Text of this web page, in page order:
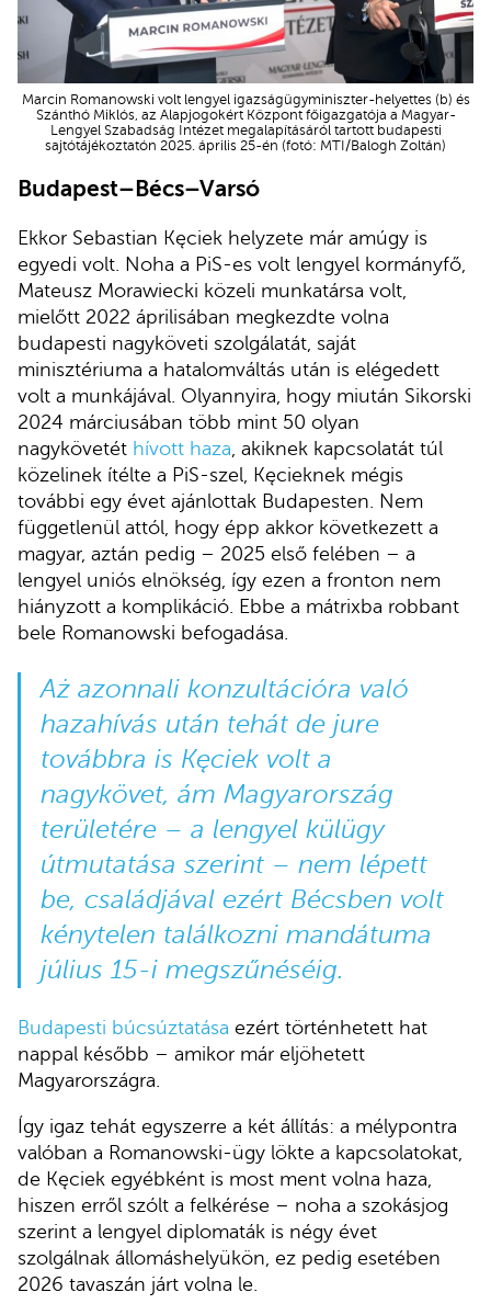
Marcin Romanowski volt lengyel igazságügyminiszter-helyettes (b) és
Szánthó Miklós, az Alapjogokért Központ főigazgatója a Magyar-
Lengyel Szabadság Intézet megalapításáról tartott budapesti
sajtótájékoztatón 2025. április 25-én (fotó: MTI/Balogh Zoltán)
Budapest–Bécs–Varsó
Ekkor Sebastian Kęciek helyzete már amúgy is
egyedi volt. Noha a PiS-es volt lengyel kormányfő,
Mateusz Morawiecki közeli munkatársa volt,
mielőtt 2022 áprilisában megkezdte volna
budapesti nagyköveti szolgálatát, saját
minisztériuma a hatalomváltás után is elégedett
volt a munkájával. Olyannyira, hogy miután Sikorski
2024 márciusában több mint 50 olyan
nagykövetét hívott haza , akiknek kapcsolatát túl
közelinek ítélte a PiS-szel, Kęcieknek mégis
további egy évet ajánlottak Budapesten. Nem
függetlenül attól, hogy épp akkor következett a
magyar, aztán pedig – 2025 első felében – a
lengyel uniós elnökség, így ezen a fronton nem
hiányzott a komplikáció. Ebbe a mátrixba robbant
bele Romanowski befogadása.
Aż azonnali konzultációra való
hazahívás után tehát de jure
továbbra is Kęciek volt a
nagykövet, ám Magyarország
területére – a lengyel külügy
útmutatása szerint – nem lépett
be, családjával ezért Bécsben volt
kénytelen találkozni mandátuma
július 15-i megszűnéséig.
Budapesti búcsúztatása ezért történhetett hat
nappal később – amikor már eljöhetett
Magyarországra.
Így igaz tehát egyszerre a két állítás: a mélypontra
valóban a Romanowski-ügy lökte a kapcsolatokat,
de Kęciek egyébként is most ment volna haza,
hiszen erről szólt a felkérése – noha a szokásjog
szerint a lengyel diplomaták is négy évet
szolgálnak állomáshelyükön, ez pedig esetében
2026 tavaszán járt volna le.